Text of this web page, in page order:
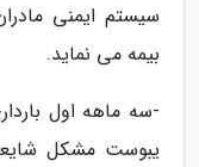
سیستم ایمنی
بیمه می نماید.
-سه ماهه اول
یبوست مشکل